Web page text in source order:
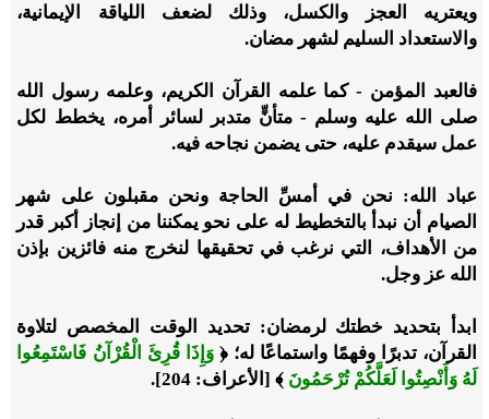
ويعتريه العجز والكسل، وذلك لضعف اللياقة الإيمانية،
والاستعداد السليم لشهر مضان.
فالعبد المؤمن - كما علمه القرآن الكريم، وعلمه رسول الله
صلى الله عليه وسلم - متأنٍّ متدبر لسائر أمره، يخطط لكل
عمل سيقدم عليه، حتى يضمن نجاحه فيه.
عباد الله: نحن في أمسِّ الحاجة ونحن مقبلون على شهر
الصيام أن نبدأ بالتخطيط له على نحو يمكننا من إنجاز أكبر قدر
من الأهداف، التي نرغب في تحقيقها لنخرج منه فائزين بإذن
الله عز وجل.
ابدأ بتحديد خطتك لرمضان: تحديد الوقت المخصص لتلاوة
القرآن، تدبرًا وفهمًا واستماعًا له؛ ﴿وَإِذَا قُرِئَ الْقُرْآنُ فَاسْتَمِعُوا
لَهُ وَأَنْصِتُوا لَعَلَّكُمْ تُرْحَمُونَ ﴾ [الأعراف: 204].